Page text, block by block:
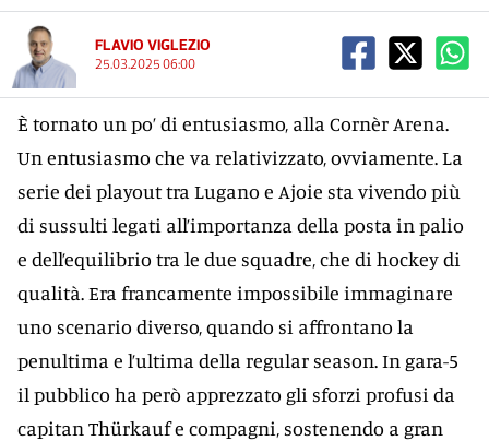
FLAVIO VIGLEZIO
25.03.2025 06:00
È tornato un po’ di entusiasmo, alla Cornèr Arena.
Un entusiasmo che va relativizzato, ovviamente. La
serie dei playout tra Lugano e Ajoie sta vivendo più
di sussulti legati all’importanza della posta in palio
e dell’equilibrio tra le due squadre, che di hockey di
qualità. Era francamente impossibile immaginare
uno scenario diverso, quando si affrontano la
penultima e l’ultima della regular season. In gara-5
il pubblico ha però apprezzato gli sforzi profusi da
capitan Thürkauf e compagni, sostenendo a gran